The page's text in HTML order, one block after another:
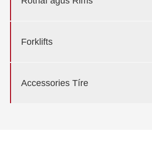
Forklifts
Accessories Tíre